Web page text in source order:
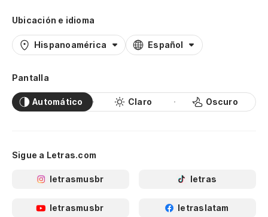
Ubicación e idioma
Hispanoamérica Español
Pantalla
Automático Claro Oscuro
Sigue a Letras.com
letrasmusbr letras
letrasmusbr letraslatam